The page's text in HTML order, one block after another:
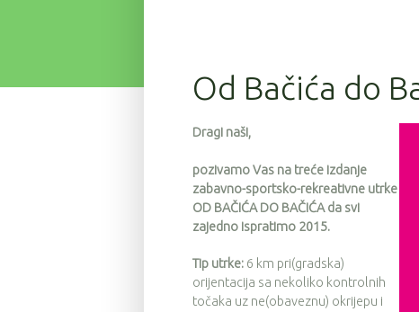
Od Bačića do
Dragi naši,
pozivamo Vas na treće izdanje
zabavno-sportsko-rekreativne utrke
OD BAČIĆA DO BAČIĆA da svi
zajedno ispratimo 2015.
Tip utrke: 6 km pri(gradska)
orijentacija sa nekoliko kontrolnih
točaka uz ne(obaveznu) okrijepu i